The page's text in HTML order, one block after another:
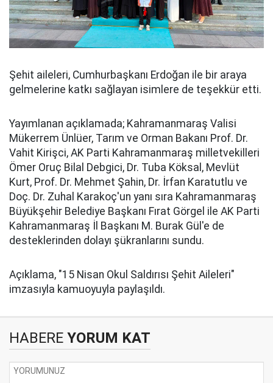
Şehit aileleri, Cumhurbaşkanı Erdoğan ile bir araya
gelmelerine katkı sağlayan isimlere de teşekkür etti.
Yayımlanan açıklamada; Kahramanmaraş Valisi
Mükerrem Ünlüer, Tarım ve Orman Bakanı Prof. Dr.
Vahit Kirişci, AK Parti Kahramanmaraş milletvekilleri
Ömer Oruç Bilal Debgici, Dr. Tuba Köksal, Mevlüt
Kurt, Prof. Dr. Mehmet Şahin, Dr. İrfan Karatutlu ve
Doç. Dr. Zuhal Karakoç'un yanı sıra Kahramanmaraş
Büyükşehir Belediye Başkanı Fırat Görgel ile AK Parti
Kahramanmaraş İl Başkanı M. Burak Gül'e de
desteklerinden dolayı şükranlarını sundu.
Açıklama, "15 Nisan Okul Saldırısı Şehit Aileleri"
imzasıyla kamuoyuyla paylaşıldı.
HABERE YORUM KAT